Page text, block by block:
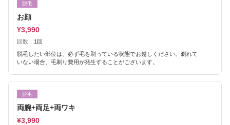
脱毛
お顔
¥3,990
回数： 1回
脱毛したい部位は、必ず毛を剃っている状態でお越しください。剃れて
いない場合、毛剃り費用が発生することがございます。
脱毛
両腕+両足+両ワキ
¥3,990